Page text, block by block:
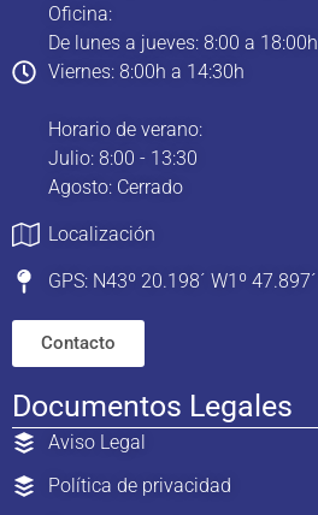
Oficina:
De lunes a jueves: 8:00 a 18:00h
Viernes: 8:00h a 14:30h
Horario de verano:
Julio: 8:00 - 13:30
Agosto: Cerrado
Localización
GPS: N43º 20.198´ W1º 47.897´
Contacto
Documentos Legales
Aviso Legal
Política de privacidad